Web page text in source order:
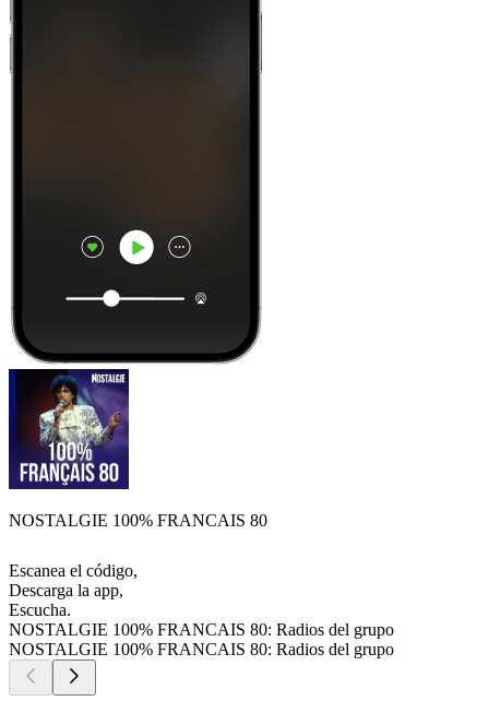
NOSTALGIE 100% FRANCAIS 80
Escanea el código,
Descarga la app,
Escucha.
NOSTALGIE 100% FRANCAIS 80: Radios del grupo
NOSTALGIE 100% FRANCAIS 80: Radios del grupo